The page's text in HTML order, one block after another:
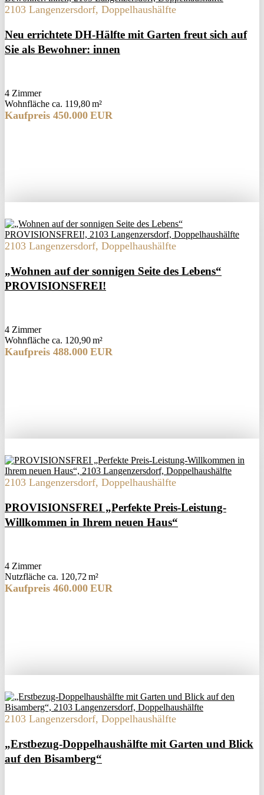
2103 Langenzersdorf, Doppelhaushälfte
Neu errichtete DH-Hälfte mit Garten freut sich auf
Sie als Bewohner: innen
4 Zimmer
Wohnfläche ca. 119,80 m²
Kaufpreis 450.000 EUR
2103 Langenzersdorf, Doppelhaushälfte
„Wohnen auf der sonnigen Seite des Lebens“
PROVISIONSFREI!
4 Zimmer
Wohnfläche ca. 120,90 m²
Kaufpreis 488.000 EUR
2103 Langenzersdorf, Doppelhaushälfte
PROVISIONSFREI „Perfekte Preis-Leistung-
Willkommen in Ihrem neuen Haus“
4 Zimmer
Nutzfläche ca. 120,72 m²
Kaufpreis 460.000 EUR
2103 Langenzersdorf, Doppelhaushälfte
„Erstbezug-Doppelhaushälfte mit Garten und Blick
auf den Bisamberg“